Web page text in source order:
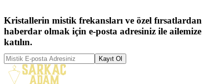
Kristallerin mistik frekansları ve özel fırsatlardan
haberdar olmak için e-posta adresiniz ile ailemize
katılın.
Kayıt Ol